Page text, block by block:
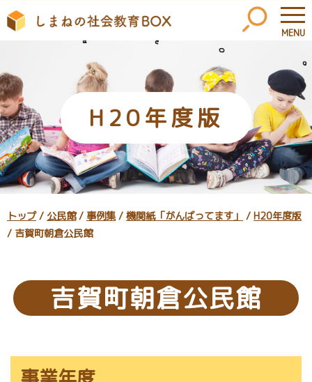
MENU
H20年度版
現
在
置：
トップ/ 公民館/ 事例集/ 機関紙「がんばってます」 / H20年度版
/ 吉賀町朝倉公民館
吉賀町朝倉公民館